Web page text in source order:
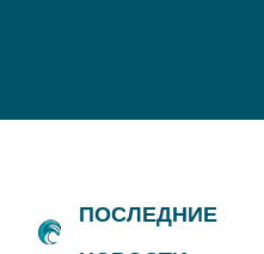
ПОСЛЕДНИЕ